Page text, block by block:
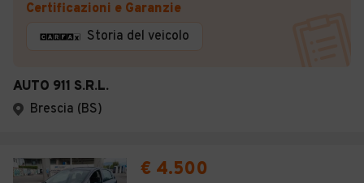
Certificazioni e Garanzie
Storia del veicolo
AUTO 911 S.R.L.
Brescia (BS)
€ 4.500